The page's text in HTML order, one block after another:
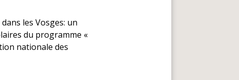
les Vosges: un
du programme «
nationale des